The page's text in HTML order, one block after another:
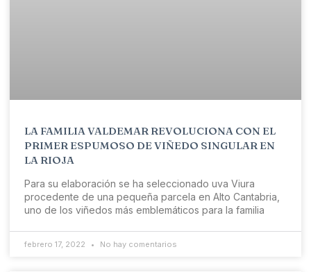
LA FAMILIA VALDEMAR REVOLUCIONA CON EL
PRIMER ESPUMOSO DE VIÑEDO SINGULAR EN
LA RIOJA
Para su elaboración se ha seleccionado uva Viura
procedente de una pequeña parcela en Alto Cantabria,
uno de los viñedos más emblemáticos para la familia
febrero 17, 2022 No hay comentarios